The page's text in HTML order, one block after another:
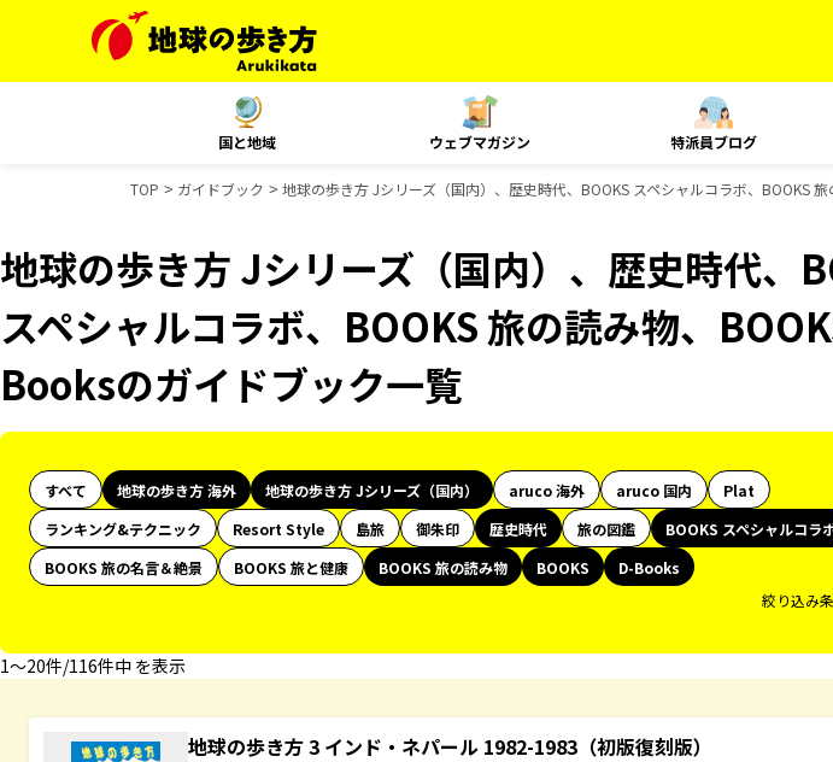
国と地域 ウェブマガジン 特派員ブログ
TOP ガイドブック 地球の歩き方 Jシリーズ（国内）、歴史時代、BOOKS スペシャルコラボ、BOOKS
地球の歩き方 Jシリーズ（国内）、歴史時代、
スペシャルコラボ、BOOKS 旅の読み物、
Booksのガイドブック一覧
すべて 地球の歩き方 海外 地球の歩き方 Jシリーズ（国内） aruco 海外 aruco 国内
Plat
ランキング&テクニック
Resort Style 島旅 御朱印 歴史時代 旅の図鑑
BOOKS スペシャルコラ
BOOKS 旅の名言＆絶景
BOOKS 旅と健康 BOOKS 旅の読み物 BOOKS
D-Books
絞り込み
1〜20件/116件中 を表示
地球の歩き方 3 インド・ネパール 1982-1983（初版復刻版）